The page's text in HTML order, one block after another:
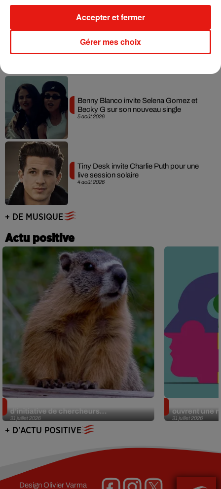
collaboration tant attendue
5 août 2026
Benny Blanco invite Selena Gomez et
Becky G sur son nouveau single
4 août 2026
Tiny Desk invite Charlie Puth pour une
live session solaire
+ DE MUSIQUE
Actu positive
31 juillet 2026
d’initiative de chercheurs...
31 juillet 2026
ouvrent une
+ D'ACTU POSITIVE
DesignOlivier Varma
Gérer mes choix
Accepter et fermer